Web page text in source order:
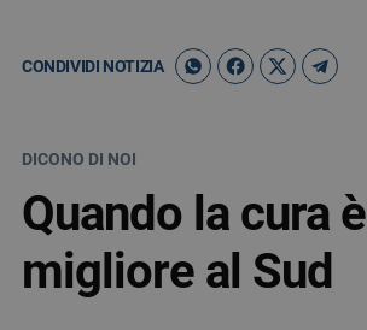
CONDIVIDI NOTIZIA
DICONO DI NOI
Quando la cura è
migliore al Sud